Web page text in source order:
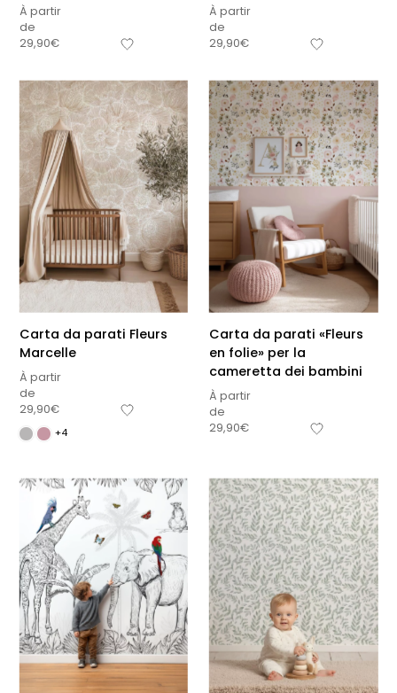
À partir
de
29,90€
À partir
de
29,90€
Carta da parati Fleurs
Marcelle
À partir
de
29,90€
+4
Carta da parati «Fleurs
en folie» per la
cameretta dei bambini
À partir
de
29,90€